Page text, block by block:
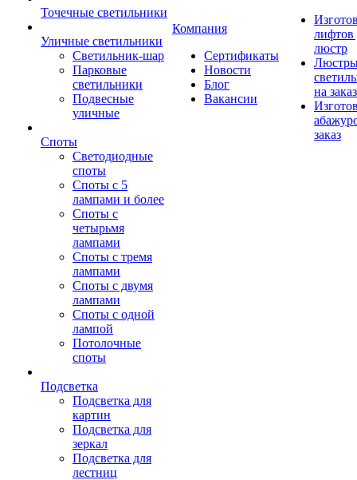
Точечные светильники
Уличные светильники
Светильник-шар
Парковые
светильники
Подвесные
уличные
Споты
Светодиодные
споты
Споты с 5
лампами и более
Споты с
четырьмя
лампами
Споты с тремя
лампами
Споты с двумя
лампами
Споты с одной
лампой
Потолочные
споты
Подсветка
Подсветка для
картин
Подсветка для
зеркал
Подсветка для
лестниц
Компания
Сертификаты
Новости
Блог
Вакансии
лифтов
люстр
на заказ
заказ